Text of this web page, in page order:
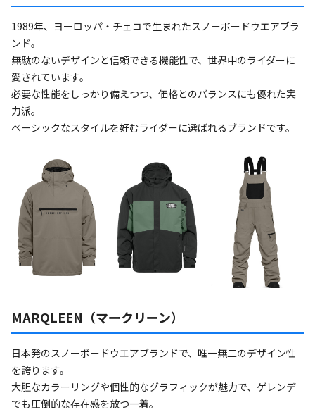
1989年、ヨーロッパ・チェコで生まれたスノーボードウエアブラ
ンド。
無駄のないデザインと信頼できる機能性で、世界中のライダーに
愛されています。
必要な性能をしっかり備えつつ、価格とのバランスにも優れた実
力派。
ベーシックなスタイルを好むライダーに選ばれるブランドです。
MARQLEEN（マークリーン）
日本発のスノーボードウエアブランドで、唯一無二のデザイン性
を誇ります。
大胆なカラーリングや個性的なグラフィックが魅力で、ゲレンデ
でも圧倒的な存在感を放つ一着。